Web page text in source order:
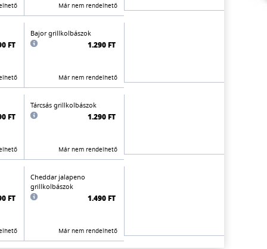
Már nem rendelhető
FT
Bajor grillkolbászok
1.290 FT
Már nem rendelhető
FT
Tárcsás grillkolbászok
1.290 FT
Már nem rendelhető
FT
Cheddar jalapeno
grillkolbászok
1.490 FT
Már nem rendelhető